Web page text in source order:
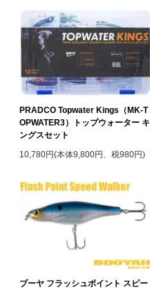
PRADCO Topwater Kings（MK-T
OPWATER3）トップウォーター キ
ングスセット
10,780円(本体9,800円、税980円)
ブーヤ フラッシュポイント スピー